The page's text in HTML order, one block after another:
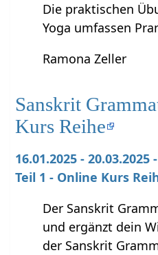
Die praktischen
Yoga umfassen
Ramona Zeller
Sanskrit
Kurs Reihe
16.01.2025 -
Teil 1 - Online Kurs
Der Sanskrit
und ergänzt dein
der Sanskrit